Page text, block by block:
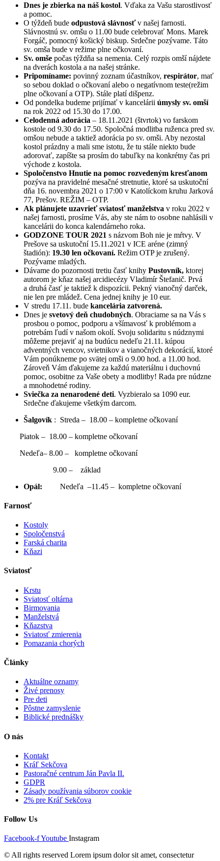
Dnes je zbierka na náš kostol. Vďaka za Vašu starostlivosť
a pomoc.
O týždeň bude odpustová slávnosťv našej farnosti.
Slávnostnú sv. omšu o 11.00 bude celebrovať Mons. Marek
Forgáč, pomocný košický biskup. Srdečne pozývame. Táto
sv. omša bude v režime plne očkovaní.
Sv. omše počas týždňa sa nemenia. Celý rozpis omší nájdete
na dverách kostola a na našej stránke.
Pripomíname: povinný zoznam účastníkov, respirátor, mať
so sebou doklad o očkovaní alebo o negatívnom teste(režim
plne očkovaní a OTP). Stále platí dišpenz.
Od pondelka budeme prijímať v kancelárii úmysly sv. omší
na rok 2022 od 15.30 do 17.00.
Celodenná adorácia – 18.11.2021 (štvrtok) vo farskom
kostole od 9.30 do 17.50. Spoločná modlitba ruženca pred sv.
omšou nebude a taktiež adorácia po sv. omši. Aby nezostal
kostol prázdny a mali sme istotu, že tu stále niekto bude
adorovať, zapíšte sa prosím do tabuľky na konkrétny čas pri
východe z kostola.
Spoločenstvo Hnutie na pomoc rozvedeným kresťanom
pozýva na pravidelné mesačné stretnutie, ktoré sa uskutoční
dňa 16. novembra 2021 o 17:00 v Katolíckom kruhu Jarková
77, Prešov. REŽIM – OTP.
Ak plánujete uzavrieť sviatosť manželstva v roku 2022 v
našej farnosti, prosíme Vás, aby ste nám to osobne nahlásili v
kancelárii do konca kalendárneho roka.
GODZONE TOUR 2021 s názvom Boh nie je mŕtvy. V
Prešove sa uskutoční 15.11.2021 v ICE aréne (zimný
štadión): 19.30 len očkovaní. Režim OTP je zrušený.
Pozývame mladých.
Dávame do pozornosti tretiu časť knihy Pustovník, ktorej
autorom je kňaz našej arcidiecézy Vladimír Štefanič. Prvá
a druhá časť je taktiež k dispozícii. Pekný vianočný darček,
nie len pre mládež. Cena jednej knihy je 10 eur.
V stredu 17.11. bude kancelária zatvorená.
Dnes je svetový deň chudobných. Obraciame sa na Vás s
prosbou o pomoc, podporu a všímavosť k problémom a
potrebám ľudí v našom okolí. Svoju solidaritu s núdznymi
môžeme prejaviť aj na budúcu nedeľu 21.11. kúpou
adventných vencov, svietnikov a vianočných dekorácií, ktoré
Vám ponúkneme po svätej omši o 9.00 hod. a 11.00 hod.
Zároveň Vám ďakujeme za každú materiálnu i duchovnú
pomoc, osobitne za Vaše obety a modlitby! Rada pre núdzne
a mnohodetné rodiny.
Sviečka za nenarodené deti. Vyzbieralo sa 1090 eur.
Srdečne ďakujeme všetkým darcom.
Šalgovík : Streda – 18.00 – kompletne očkovaní
Piatok – 18.00 – kompletne očkovaní
Nedeľa– 8.00 – kompletne očkovaní
9.00 – základ
Opál: Nedeľa –11.45 – kompletne očkovaní
Farnosť
Kostoly
Spoločenstvá
Farská charita
Kňazi
Sviatosť
Krstu
Sviatosť oltárna
Birmovania
Manželstvá
Kňazstva
Sviatosť zmierenia
Pomazania chorých
Články
Aktuálne oznamy
Živé prenosy
Pre deti
Pôstne zamyslenie
Biblické prednášky
O nás
Kontakt
Kráľ Sekčova
Pastoračné centrum Ján Pavla II.
GDPR
Zásady používania súborov cookie
2% pre Kráľ Sekčova
Follow Us
Facebook-fYoutube Instagram
© All rights reserved Lorem ipsum dolor sit amet, consectetur